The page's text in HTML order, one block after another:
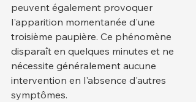
peuvent également provoquer
l'apparition momentanée d'une
troisième paupière. Ce phénomène
disparaît en quelques minutes et ne
nécessite généralement aucune
intervention en l'absence d'autres
symptômes.